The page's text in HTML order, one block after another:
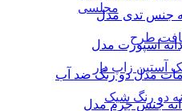
مجلسی
آستین زاپ دار
دو رنگ شیک
مات مدل دو رنگ ضد آب